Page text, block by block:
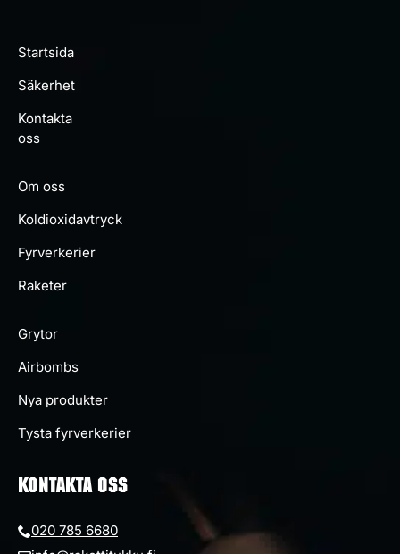
Startsida
Säkerhet
Kontakta
oss
Om oss
Koldioxidavtryck
Fyrverkerier
Raketer
Grytor
Airbombs
Nya produkter
Tysta fyrverkerier
KONTAKTA OSS
020 785 6680